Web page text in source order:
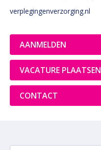
verplegingenverzorging.nl
AANMELDEN
VACATURE PLAATSEN
CONTACT